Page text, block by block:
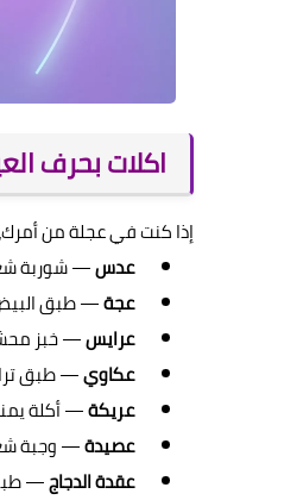
اكلات بحرف
إذا كنت في عجلة من
عدس— شوربة
عجة— طبق
عرايس— خبز
عكاوي— طبق
عريكة— أكلة
عصيدة— وجبة
عقدة الدجاج—